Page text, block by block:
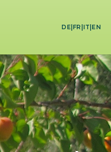
DE| FR IT EN